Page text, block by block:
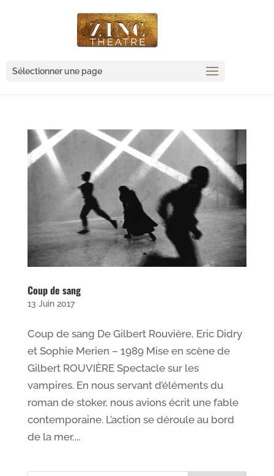
Sélectionner une page
Coup de sang
13 Juin 2017
Coup de sang De Gilbert Rouvière, Eric Didry
et Sophie Merien – 1989 Mise en scène de
Gilbert ROUVIÈRE Spectacle sur les
vampires. En nous servant d’éléments du
roman de stoker, nous avions écrit une fable
contemporaine. L’action se déroule au bord
de la mer,...